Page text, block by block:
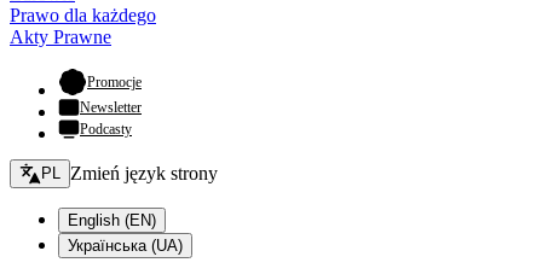
Prawo dla każdego
Akty Prawne
Promocje- otwiera się w nowej karcie
Newsletter
Podcasty
Zmień język - bieżący:
PL Zmień język strony
English (EN)
Українська (UA)